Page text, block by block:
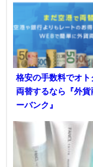
格安の手数料でオト
両替するなら『外貨
ーバンク』